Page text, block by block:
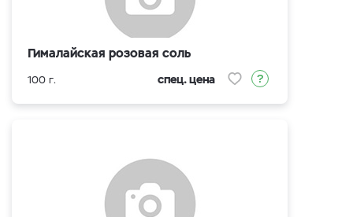
Гималайская розовая соль
100 г. спец. цена